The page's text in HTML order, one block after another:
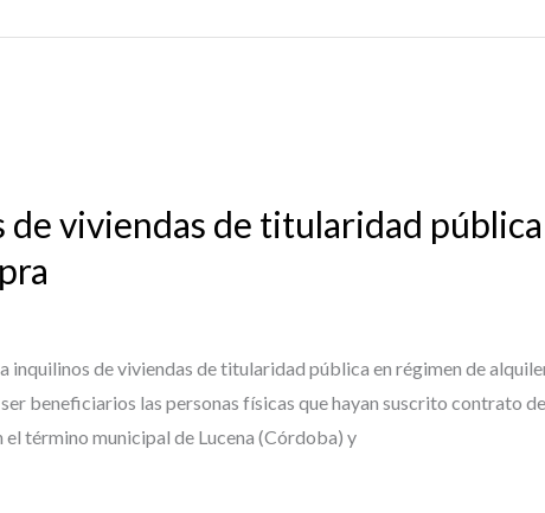
viviendas de titularidad
inquilinos de viviendas de titularidad pública en régimen de
beneficiarios las personas físicas que hayan suscrito contrato
término municipal de Lucena (Córdoba) y